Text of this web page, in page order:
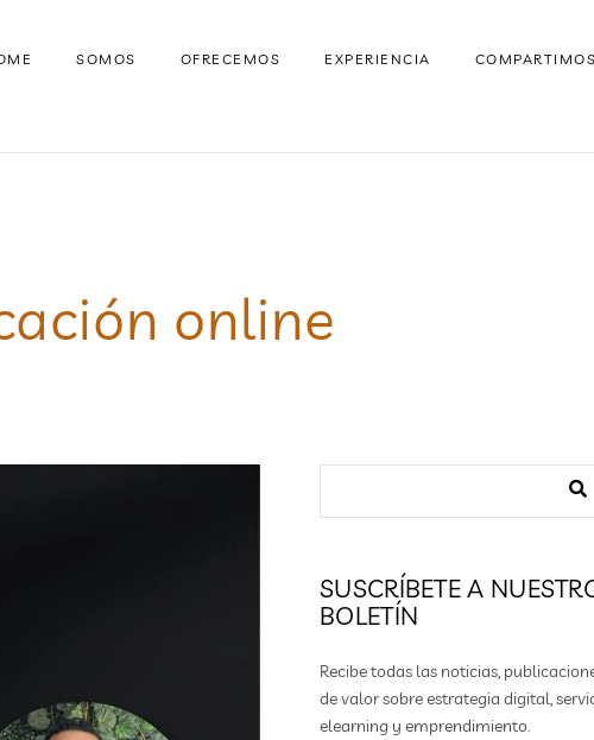
SOMOS OFRECEMOS EXPERIENCIA COMPARTIMOS
online
SUSCRÍBETE A
BOLETÍN
Recibe todas las noticias,
de valor sobre estrategia digital,
elearning y emprendimiento.